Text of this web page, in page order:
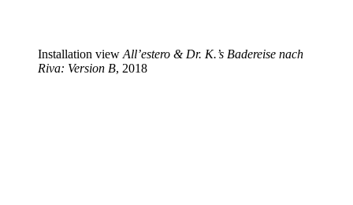
Installation view All’estero & Dr. K.’s Badereise nach
Riva: Version B, 2018